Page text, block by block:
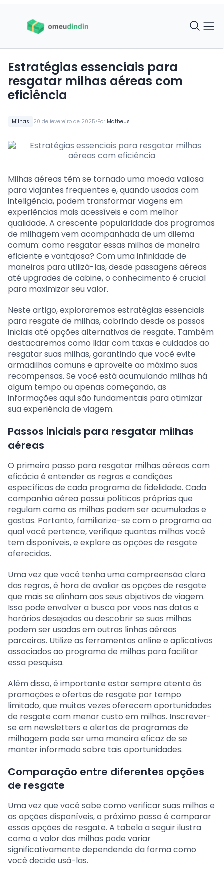
Milhas 20 de fevereiro de 2025•Por Matheus
Estratégias essenciais para
resgatar milhas aéreas com
eficiência
Milhas aéreas têm se tornado uma moeda valiosa
para viajantes frequentes e, quando usadas com
inteligência, podem transformar viagens em
experiências mais acessíveis e com melhor
qualidade. A crescente popularidade dos programas
de milhagem vem acompanhada de um dilema
comum: como resgatar essas milhas de maneira
eficiente e vantajosa? Com uma infinidade de
maneiras para utilizá-las, desde passagens aéreas
até upgrades de cabine, o conhecimento é crucial
para maximizar seu valor.
Neste artigo, exploraremos estratégias essenciais
para resgate de milhas, cobrindo desde os passos
iniciais até opções alternativas de resgate. Também
destacaremos como lidar com taxas e cuidados ao
resgatar suas milhas, garantindo que você evite
armadilhas comuns e aproveite ao máximo suas
recompensas. Se você está acumulando milhas há
algum tempo ou apenas começando, as
informações aqui são fundamentais para otimizar
sua experiência de viagem.
Passos iniciais para resgatar milhas
aéreas
O primeiro passo para resgatar milhas aéreas com
eficácia é entender as regras e condições
específicas de cada programa de fidelidade. Cada
companhia aérea possui políticas próprias que
regulam como as milhas podem ser acumuladas e
gastas. Portanto, familiarize-se com o programa ao
qual você pertence, verifique quantas milhas você
tem disponíveis, e explore as opções de resgate
oferecidas.
Uma vez que você tenha uma compreensão clara
das regras, é hora de avaliar as opções de resgate
que mais se alinham aos seus objetivos de viagem.
Isso pode envolver a busca por voos nas datas e
horários desejados ou descobrir se suas milhas
podem ser usadas em outras linhas aéreas
parceiras. Utilize as ferramentas online e aplicativos
associados ao programa de milhas para facilitar
essa pesquisa.
Além disso, é importante estar sempre atento às
promoções e ofertas de resgate por tempo
limitado, que muitas vezes oferecem oportunidades
de resgate com menor custo em milhas. Inscrever-
se em newsletters e alertas de programas de
milhagem pode ser uma maneira eficaz de se
manter informado sobre tais oportunidades.
Comparação entre diferentes opções
de resgate
Uma vez que você sabe como verificar suas milhas e
as opções disponíveis, o próximo passo é comparar
essas opções de resgate. A tabela a seguir ilustra
como o valor das milhas pode variar
significativamente dependendo da forma como
você decide usá-las.